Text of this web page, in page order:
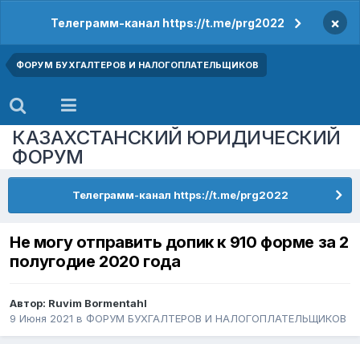
Телеграмм-канал https://t.me/prg2022 ×
ФОРУМ БУХГАЛТЕРОВ И НАЛОГОПЛАТЕЛЬЩИКОВ
КАЗАХСТАНСКИЙ ЮРИДИЧЕСКИЙ
ФОРУМ
Телеграмм-канал https://t.me/prg2022
Не могу отправить допик к 910 форме за 2
полугодие 2020 года
Автор: Ruvim Bormentahl
9 Июня 2021 в ФОРУМ БУХГАЛТЕРОВ И НАЛОГОПЛАТЕЛЬЩИКОВ